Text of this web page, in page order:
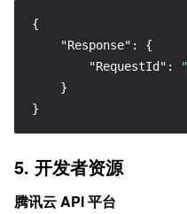
{
"Response" :
{
"RequestId" :
}
}
5. 开发者资源
腾讯云 API 平台